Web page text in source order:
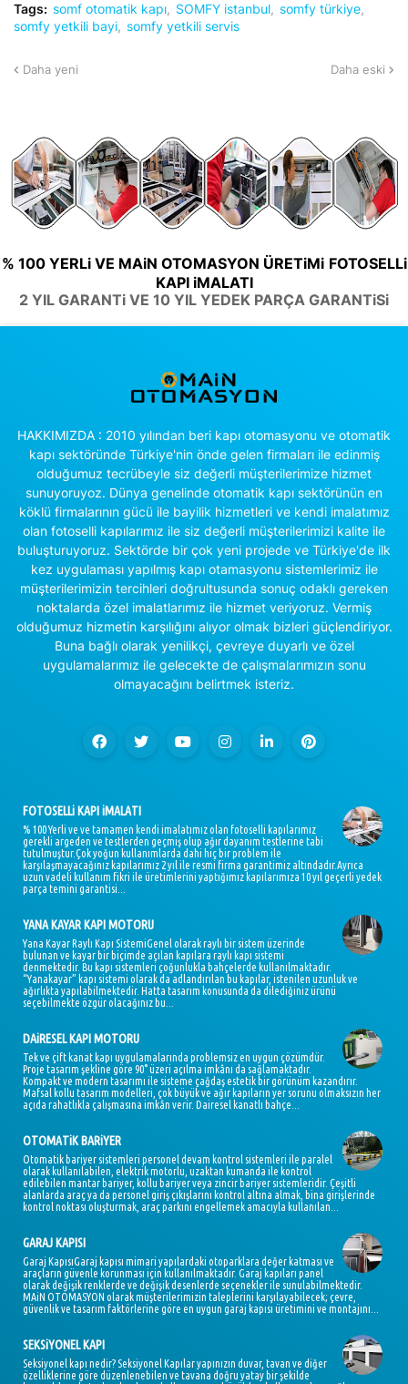
Tags: somf otomatik kapı SOMFY istanbul somfy türkiye
somfy yetkili bayi somfy yetkili servis
Daha yeni Daha eski
% 100 YERLi VE MAiN OTOMASYON ÜRETiMi FOTOSELLi
KAPI iMALATI
2 YIL GARANTi VE 10 YIL YEDEK PARÇA GARANTiSi
HAKKIMIZDA : 2010 yılından beri kapı otomasyonu ve otomatik
kapı sektöründe Türkiye'nin önde gelen firmaları ile edinmiş
olduğumuz tecrübeyle siz değerli müşterilerimize hizmet
sunuyoruyoz. Dünya genelinde otomatik kapı sektörünün en
köklü firmalarının gücü ile bayilik hizmetleri ve kendi imalatımız
olan fotoselli kapılarımız ile siz değerli müşterilerimizi kalite ile
buluşturuyoruz. Sektörde bir çok yeni projede ve Türkiye'de ilk
kez uygulaması yapılmış kapı otamasyonu sistemlerimiz ile
müşterilerimizin tercihleri doğrultusunda sonuç odaklı gereken
noktalarda özel imalatlarımız ile hizmet veriyoruz. Vermiş
olduğumuz hizmetin karşılığını alıyor olmak bizleri güçlendiriyor.
Buna bağlı olarak yenilikçi, çevreye duyarlı ve özel
uygulamalarımız ile gelecekte de çalışmalarımızın sonu
olmayacağını belirtmek isteriz.
FOTOSELLi KAPI iMALATI
% 100 Yerli ve ve tamamen kendi imalatımız olan fotoselli kapılarımız
gerekli argeden ve testlerden geçmiş olup ağır dayanım testlerine tabi
tutulmuştur.Çok yoğun kullanımlarda dahi hiç bir problem ile
karşılaşmayacağınız kapılarımız 2 yıl ile resmi firma garantimiz altındadır.Ayrıca
uzun vadeli kullanım fikri ile üretimlerini yaptığımız kapılarımıza 10 yıl geçerli yedek
parça temini garantisi...
YANA KAYAR KAPI MOTORU
Yana Kayar Raylı Kapı SistemiGenel olarak raylı bir sistem üzerinde
bulunan ve kayar bir biçimde açılan kapılara raylı kapı sistemi
denmektedir. Bu kapı sistemleri çoğunlukla bahçelerde kullanılmaktadır.
“Yanakayar” kapı sistemi olarak da adlandırılan bu kapılar, istenilen uzunluk ve
ağırlıkta yapılabilmektedir. Hatta tasarım konusunda da dilediğiniz ürünü
seçebilmekte özgür olacağınız bu...
DAiRESEL KAPI MOTORU
Tek ve çift kanat kapı uygulamalarında problemsiz en uygun çözümdür.
Proje tasarım şekline göre 90° üzeri açılma imkânı da sağlamaktadır.
Kompakt ve modern tasarımı ile sisteme çağdaş estetik bir görünüm kazandırır.
Mafsal kollu tasarım modelleri, çok büyük ve ağır kapıların yer sorunu olmaksızın her
açıda rahatlıkla çalışmasına imkân verir. Dairesel kanatlı bahçe...
OTOMATiK BARiYER
Otomatik bariyer sistemleri personel devam kontrol sistemleri ile paralel
olarak kullanılabilen, elektrik motorlu, uzaktan kumanda ile kontrol
edilebilen mantar bariyer, kollu bariyer veya zincir bariyer sistemleridir. Çeşitli
alanlarda araç ya da personel giriş çıkışlarını kontrol altına almak, bina girişlerinde
kontrol noktası oluşturmak, araç parkını engellemek amacıyla kullanılan...
GARAJ KAPISI
Garaj KapısıGaraj kapısı mimari yapılardaki otoparklara değer katması ve
araçların güvenle korunması için kullanılmaktadır. Garaj kapıları panel
olarak değişik renklerde ve değişik desenlerde seçenekler ile sunulabilmektedir.
MAiN OTOMASYON olarak müşterilerimizin taleplerini karşılayabilecek; çevre,
güvenlik ve tasarım faktörlerine göre en uygun garaj kapısı üretimini ve montajını...
SEKSiYONEL KAPI
Seksiyonel kapı nedir? Seksiyonel Kapılar yapınızın duvar, tavan ve diğer
özelliklerine göre düzenlenebilen ve tavana doğru yatay bir şekilde